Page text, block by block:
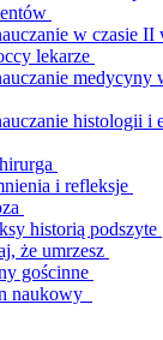
w czasie
lekarze
medycyny
histologii i
i refleksje
historią podszyte
że umrzesz
gościnne
naukowy